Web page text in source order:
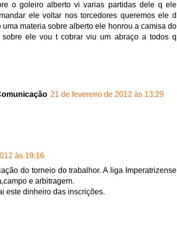
o goleiro alberto vi varias partidas dele q ele
ele voltar nos torcedores queremos ele d
materia sobre alberto ele honrou a camisa do
ele vou t cobrar viu um abraço a todos q
21 de fevereiro de 2012 às 13:29
às 19:16
do torneio do trabalhor. A liga Imperatrizense
e arbitragem.
este dinheiro das inscrições.